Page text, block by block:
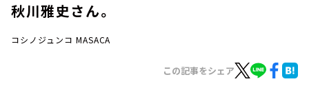
秋川雅史さん。
コシノジュンコ MASACA
この記事をシェア